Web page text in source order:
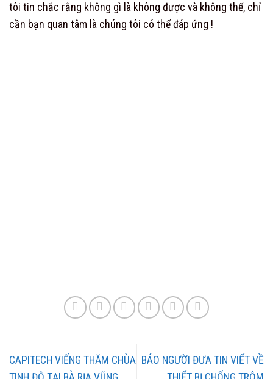
tôi tin chắc rằng không gì là không được và không thể, chỉ
cần bạn quan tâm là chúng tôi có thể đáp ứng !
CAPITECH VIẾNG THĂM CHÙA BÁO NGƯỜI ĐƯA TIN VIẾT VỀ